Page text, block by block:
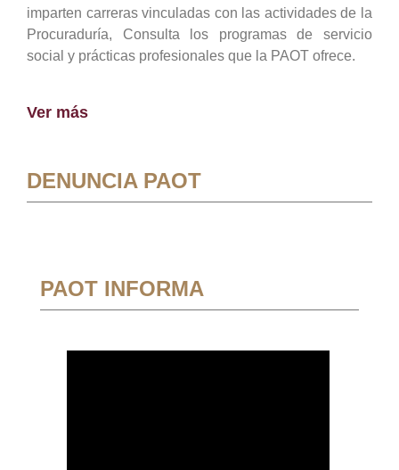
imparten carreras vinculadas con las actividades de la
Procuraduría, Consulta los programas de servicio
social y prácticas profesionales que la PAOT ofrece.
Ver más
DENUNCIA PAOT
PAOT INFORMA